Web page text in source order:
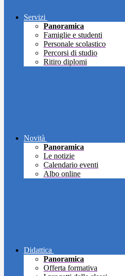
Servizi
Panoramica
Famiglie e studenti
Personale scolastico
Percorsi di studio
Ritiro diplomi
Novità
Panoramica
Le notizie
Calendario eventi
Albo online
Didattica
Panoramica
Offerta formativa